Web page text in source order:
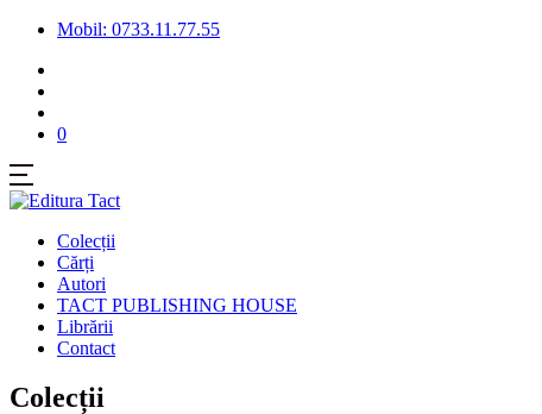
Mobil: 0733.11.77.55
0
Colecții
Cărți
Autori
TACT PUBLISHING HOUSE
Librării
Contact
Colecții